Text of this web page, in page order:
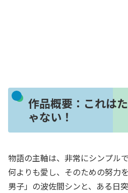
作品概要：これは
ゃない！
物語の主軸は、非常にシンプル
何よりも愛し、そのための努力
男子」の波佐間シンと、ある日